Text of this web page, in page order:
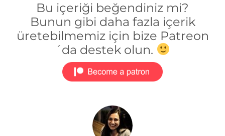
Bu içeriği beğendiniz mi?
Bunun gibi daha fazla içerik
üretebilmemiz için bize Patreon
´da destek olun.